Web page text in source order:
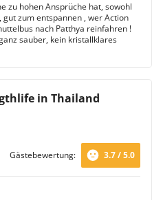
zu hohen Ansprüche hat, sowohl
zum entspannen , wer Action
nach Patthya reinfahren !
sauber, kein kristallklares
in Thailand
Gästebewertung: 3.7 / 5.0